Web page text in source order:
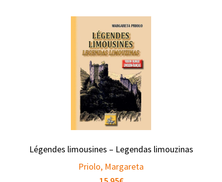
Légendes limousines – Legendas limouzinas
Priolo, Margareta